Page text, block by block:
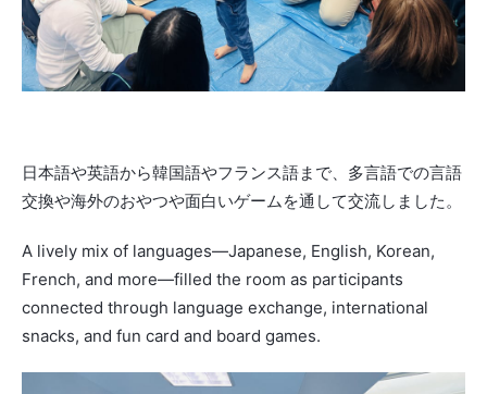
日本語や英語から韓国語やフランス語まで、 多言語での言語
交換や海外のおやつや面白いゲームを通して交流し ました。
A lively mix of languages―Japanese, English, Korean,
French, and more―filled the room as participants
connected through language exchange, international
snacks, and fun card and board games.